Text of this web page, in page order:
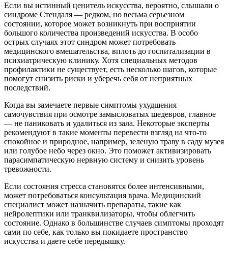
Если вы истинный ценитель искусства, вероятно, слышали о
синдроме Стендаля — редком, но весьма серьезном
состоянии, которое может возникнуть при восприятии
большого количества произведений искусства. В особо
острых случаях этот синдром может потребовать
медицинского вмешательства, вплоть до госпитализации в
психиатрическую клинику. Хотя специальных методов
профилактики не существует, есть несколько шагов, которые
помогут снизить риски и уберечь себя от неприятных
последствий.
Когда вы замечаете первые симптомы ухудшения
самочувствия при осмотре замысловатых шедевров, главное
— не паниковать и удалиться из зала. Некоторые эксперты
рекомендуют в такие моменты перевести взгляд на что-то
спокойное и природное, например, зеленую траву в саду музея
или голубое небо через окно. Это поможет активизировать
парасимпатическую нервную систему и снизить уровень
тревожности.
Если состояния стресса становятся более интенсивными,
может потребоваться консультация врача. Медицинский
специалист может назначить препараты, такие как
нейролептики или транквилизаторы, чтобы облегчить
состояние. Однако в большинстве случаев симптомы проходят
сами по себе, как только вы покидаете пространство
искусства и даете себе передышку.